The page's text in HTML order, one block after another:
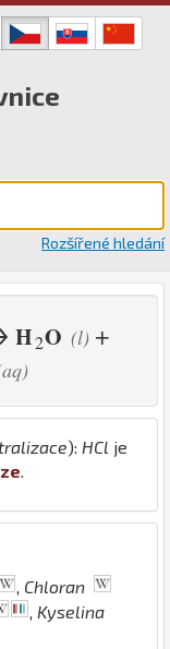
Rozšířené hledání
H2O (l) +
): HCl je
Chloran
Kyselina